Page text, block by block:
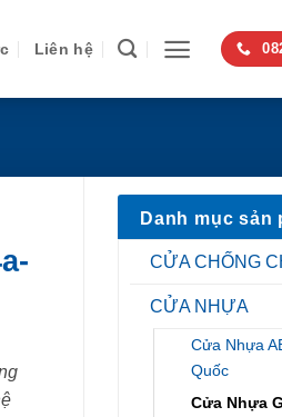
Liên hệ
Danh mục sản
CỬA CHỐNG
CỬA NHỰA
Cửa Nhựa
Quốc
Cửa Nhựa